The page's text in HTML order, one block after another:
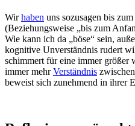
Wirhaben uns sozusagen bis
(Beziehungsweise „bis zum
Wie kann ich da „böse“ sein,
kognitive Unverständnis rudert
schimmert für eine immer größer
immer mehrVerständnis
beweist sich zunehmend in ihrer